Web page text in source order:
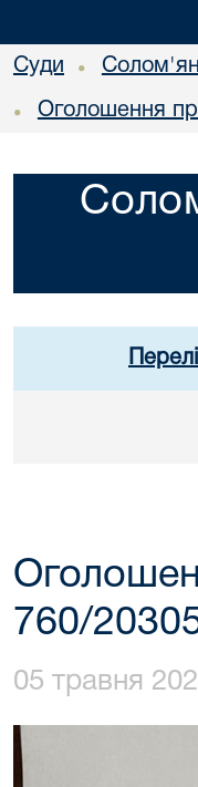
Суди •
• Оголошення
760/
05 травня